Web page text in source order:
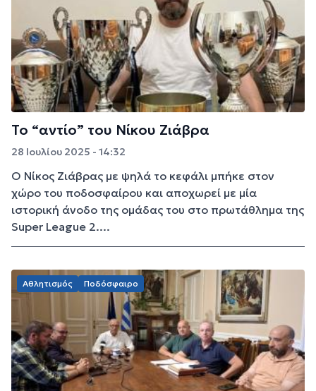
Το “αντίο” του Νίκου Ζιάβρα
28 Ιουλίου 2025 - 14:32
Ο Νίκος Ζιάβρας με ψηλά το κεφάλι μπήκε στον
χώρο του ποδοσφαίρου και αποχωρεί με μία
ιστορική άνοδο της ομάδας του στο πρωτάθλημα της
Super League 2....
Αθλητισμός Ποδόσφαιρο